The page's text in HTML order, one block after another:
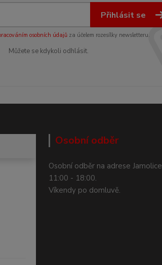
Přihlásit se
osobních údajůza účelem rozesílky newsletteru.
Můžete se kdykoli odhlásit.
Osobní odběr
Osobní odběr na adrese
11:00 - 18:00.
Víkendy po domluvě.